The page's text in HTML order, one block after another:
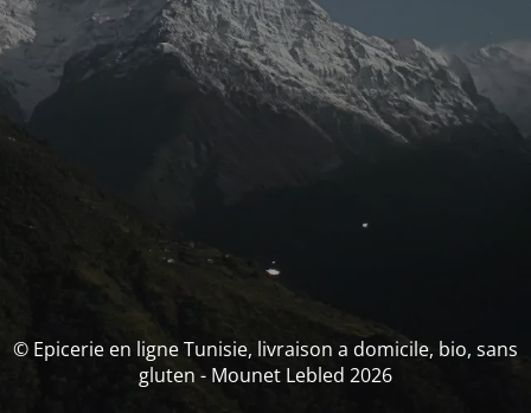
© Epicerie en ligne Tunisie, livraison a domicile, bio, sans
gluten - Mounet Lebled 2026